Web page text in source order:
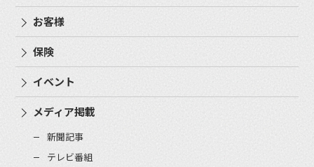
お客様
保険
イベント
メディア掲載
新聞記事
テレビ番組